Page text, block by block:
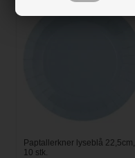
Paptallerkner lyseblå 22,5cm,
10 stk.